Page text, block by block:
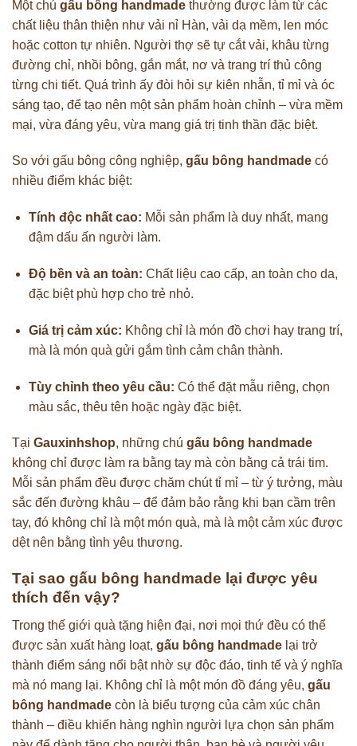
Một chú gấu bông handmade thường được làm từ các
chất liệu thân thiện như vải nỉ Hàn, vải dạ mềm, len móc
hoặc cotton tự nhiên. Người thợ sẽ tự cắt vải, khâu từng
đường chỉ, nhồi bông, gắn mắt, nơ và trang trí thủ công
từng chi tiết. Quá trình ấy đòi hỏi sự kiên nhẫn, tỉ mỉ và óc
sáng tạo, để tạo nên một sản phẩm hoàn chỉnh – vừa mềm
mại, vừa đáng yêu, vừa mang giá trị tinh thần đặc biệt.
So với gấu bông công nghiệp, gấu bông handmade có
nhiều điểm khác biệt:
Tính độc nhất cao: Mỗi sản phẩm là duy nhất, mang
đậm dấu ấn người làm.
Độ bền và an toàn: Chất liệu cao cấp, an toàn cho da,
đặc biệt phù hợp cho trẻ nhỏ.
Giá trị cảm xúc: Không chỉ là món đồ chơi hay trang trí,
mà là món quà gửi gắm tình cảm chân thành.
Tùy chỉnh theo yêu cầu: Có thể đặt mẫu riêng, chọn
màu sắc, thêu tên hoặc ngày đặc biệt.
Tại Gauxinhshop, những chú gấu bông handmade
không chỉ được làm ra bằng tay mà còn bằng cả trái tim.
Mỗi sản phẩm đều được chăm chút tỉ mỉ – từ ý tưởng, màu
sắc đến đường khâu – để đảm bảo rằng khi bạn cầm trên
tay, đó không chỉ là một món quà, mà là một cảm xúc được
dệt nên bằng tình yêu thương.
Tại sao gấu bông handmade lại được yêu
thích đến vậy?
Trong thế giới quà tặng hiện đại, nơi mọi thứ đều có thể
được sản xuất hàng loạt, gấu bông handmade lại trở
thành điểm sáng nổi bật nhờ sự độc đáo, tinh tế và ý nghĩa
mà nó mang lại. Không chỉ là một món đồ đáng yêu, gấu
bông handmade còn là biểu tượng của cảm xúc chân
thành – điều khiến hàng nghìn người lựa chọn sản phẩm